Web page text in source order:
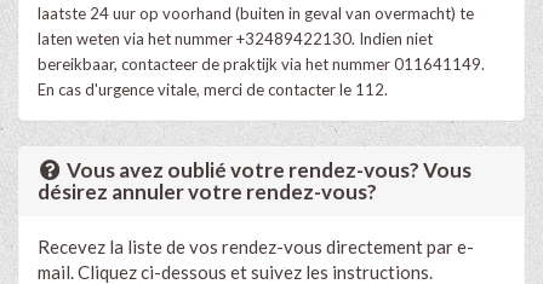
laatste 24 uur op voorhand (buiten in geval van overmacht) te
laten weten via het nummer +32489422130. Indien niet
bereikbaar, contacteer de praktijk via het nummer 011641149.
En cas d'urgence vitale, merci de contacter le 112.
Vous avez oublié votre rendez-vous? Vous
désirez annuler votre rendez-vous?
Recevez la liste de vos rendez-vous directement par e-
mail. Cliquez ci-dessous et suivez les instructions.